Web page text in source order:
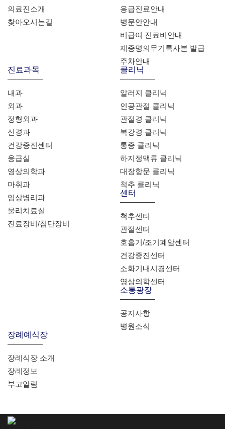
의료진소개
찾아오시는길
응급진료안내
병문안안내
비급여 진료비안내
제증명의무기록사본 발급
주차안내
진료과목
내과
외과
정형외과
신경과
건강증진센터
응급실
영상의학과
마취과
임상병리과
물리치료실
진료장비/첨단장비
클리닉
알러지 클리닉
인공관절 클리닉
관절경 클리닉
복강경 클리닉
통증 클리닉
하지정맥류 클리닉
대장항문 클리닉
척추 클리닉
센터
척추센터
관절센터
호흡기/조기폐암센터
건강증진센터
소화기내시경센터
영상의학센터
소통광장
공지사항
병원소식
장례예식장
장례식장 소개
장례정보
부고알림